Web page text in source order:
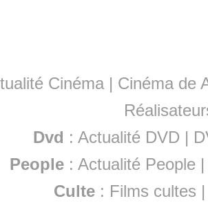
Cinéma | Cinéma de
Dvd : Actualité DVD |
People :Actualité People
Culte : Films cultes